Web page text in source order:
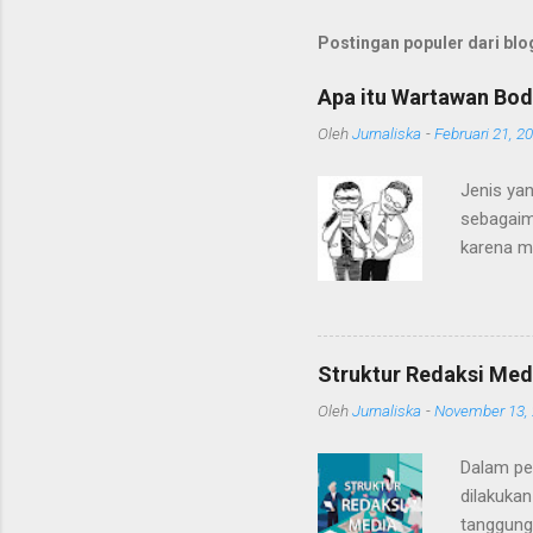
Postingan populer dari
Apa itu Wartawan
OlehJurnaliska -Februari 21,
Jenis
karena
Mereka
Bodrex".
para
atau
Struktur Redaksi
OlehJurnaliska -November 13,
Dalam